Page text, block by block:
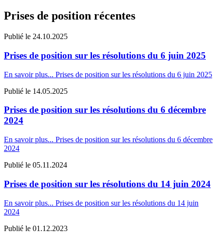
Prises de position récentes
Publié le 24.10.2025
Prises de position sur les résolutions du 6 juin 2025
En savoir plus... Prises de position sur les résolutions du 6 juin 2025
Publié le 14.05.2025
Prises de position sur les résolutions du 6 décembre
2024
En savoir plus... Prises de position sur les résolutions du 6 décembre
2024
Publié le 05.11.2024
Prises de position sur les résolutions du 14 juin 2024
En savoir plus... Prises de position sur les résolutions du 14 juin
2024
Publié le 01.12.2023